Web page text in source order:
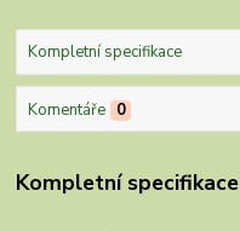
Kompletní specifikace
Komentáře 0
Kompletní specifikace